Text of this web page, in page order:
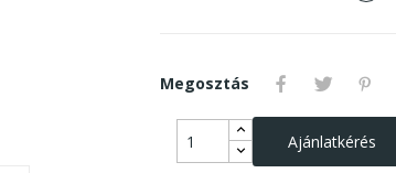
Megosztás
Ajánlatkérés